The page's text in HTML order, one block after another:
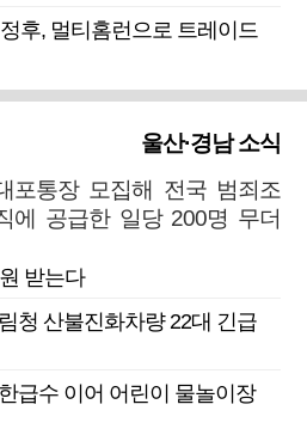
후, 멀티홈런으로 트레이드
울산·경남 소식
포통장 모집해 전국 범죄조
에 공급한 일당 200명 무더
받는다
청 산불진화차량 22대 긴급
급수 이어 어린이 물놀이장